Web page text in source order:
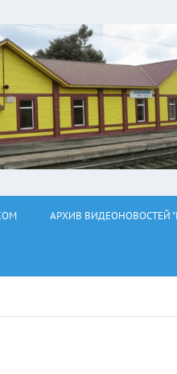
АРХИВ ВИДЕОНОВОСТЕЙ